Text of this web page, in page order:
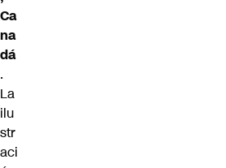
Ca
na
dá
.
La
ilu
str
aci